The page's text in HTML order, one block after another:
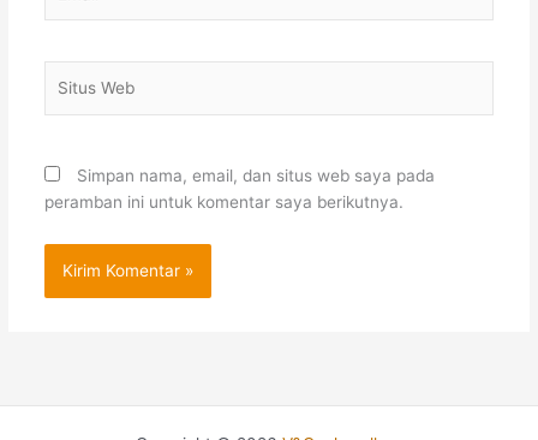
Web
Simpan nama, email, dan situs web saya pada
peramban ini untuk komentar saya berikutnya.